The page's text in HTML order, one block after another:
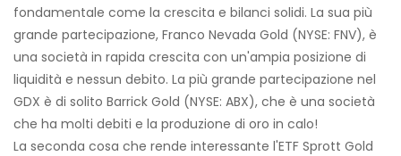
fondamentale come la crescita e bilanci solidi. La sua più
grande partecipazione, Franco Nevada Gold (NYSE: FNV), è
una società in rapida crescita con un'ampia posizione di
liquidità e nessun debito. La più grande partecipazione nel
GDX è di solito Barrick Gold (NYSE: ABX), che è una società
che ha molti debiti e la produzione di oro in calo!
La seconda cosa che rende interessante l'ETF Sprott Gold